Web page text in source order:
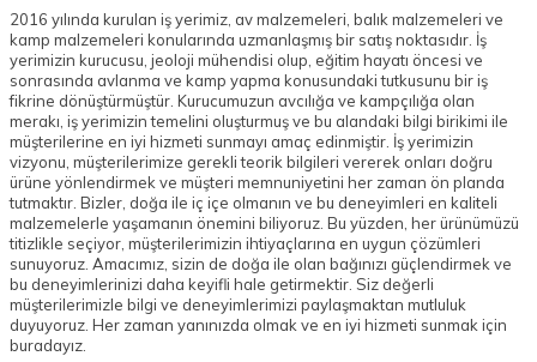
2016 yılında kurulan iş yerimiz, av malzemeleri, balık malzemeleri ve
kamp malzemeleri konularında uzmanlaşmış bir satış noktasıdır. İş
yerimizin kurucusu, jeoloji mühendisi olup, eğitim hayatı öncesi ve
sonrasında avlanma ve kamp yapma konusundaki tutkusunu bir iş
fikrine dönüştürmüştür. Kurucumuzun avcılığa ve kampçılığa olan
merakı, iş yerimizin temelini oluşturmuş ve bu alandaki bilgi birikimi ile
müşterilerine en iyi hizmeti sunmayı amaç edinmiştir. İş yerimizin
vizyonu, müşterilerimize gerekli teorik bilgileri vererek onları doğru
ürüne yönlendirmek ve müşteri memnuniyetini her zaman ön planda
tutmaktır. Bizler, doğa ile iç içe olmanın ve bu deneyimleri en kaliteli
malzemelerle yaşamanın önemini biliyoruz. Bu yüzden, her ürünümüzü
titizlikle seçiyor, müşterilerimizin ihtiyaçlarına en uygun çözümleri
sunuyoruz. Amacımız, sizin de doğa ile olan bağınızı güçlendirmek ve
bu deneyimlerinizi daha keyifli hale getirmektir. Siz değerli
müşterilerimizle bilgi ve deneyimlerimizi paylaşmaktan mutluluk
duyuyoruz. Her zaman yanınızda olmak ve en iyi hizmeti sunmak için
buradayız.